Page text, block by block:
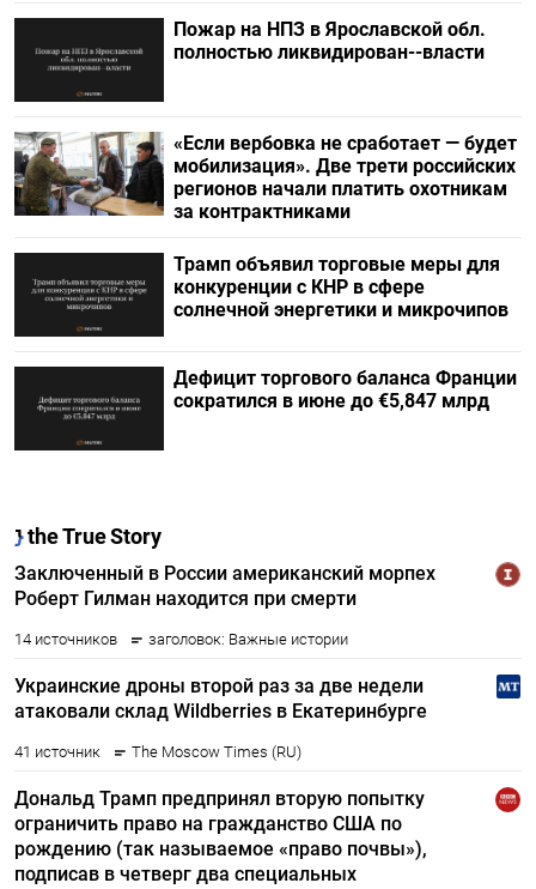
Пожар на НПЗ в Ярославской обл.
полностью ликвидирован--власти
«Если вербовка не сработает — будет
мобилизация». Две трети российских
регионов начали платить охотникам
за контрактниками
Трамп объявил торговые меры для
конкуренции с КНР в сфере
солнечной энергетики и микрочипов
Дефицит торгового баланса Франции
сократился в июне до €5,847 млрд